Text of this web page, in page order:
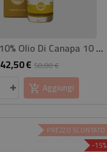
HEMP OIL 10% Olio Di Canapa 10 Ml
42,50 €Prezzo
base
50,00 €Prezzo
Aggiungi
-15%
PREZZO SCONTATO